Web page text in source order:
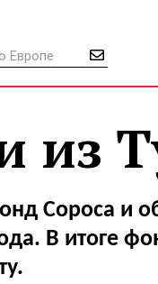
из
Сороса и
В итоге